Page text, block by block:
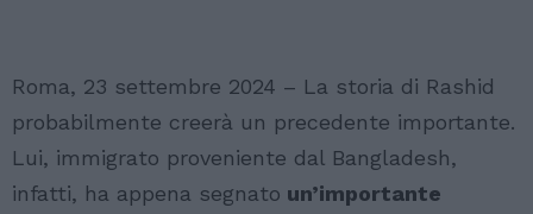
Roma, 23 settembre 2024 – La storia di Rashid
probabilmente creerà un precedente importante.
Lui, immigrato proveniente dal Bangladesh,
infatti, ha appena segnato un’importante